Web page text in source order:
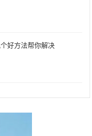
好方法帮你解决